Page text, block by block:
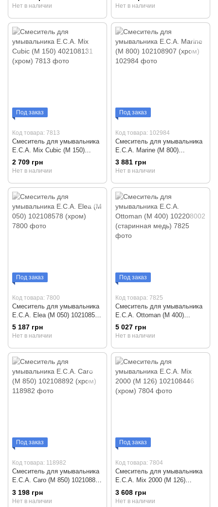
Нет в наличии Нет в наличии
Под заказ
Код товара: 7813
Смеситель для умывальника
E.C.A. Mix Cubic (М 150)
402108131 (хром)
2 709 грн
Нет в наличии
Под заказ
Код товара: 102984
Смеситель для умывальника
E.C.A. Marine (М 800)
102108907 (хром)
3 881 грн
Нет в наличии
Под заказ
Код товара: 7800
Смеситель для умывальника
E.C.A. Elea (М 050) 102108578
(хром)
5 187 грн
Нет в наличии
Под заказ
Код товара: 7825
Смеситель для умывальника
E.C.A. Ottoman (М 400)
102208002 (старинная медь)
5 027 грн
Нет в наличии
Под заказ
Код товара: 118982
Смеситель для умывальника
E.C.A. Caro (М 850) 102108892
(хром)
3 198 грн
Нет в наличии
Под заказ
Код товара: 7804
Смеситель для умывальника
E.C.A. Mix 2000 (М 126)
102108446 (хром)
3 608 грн
Нет в наличии